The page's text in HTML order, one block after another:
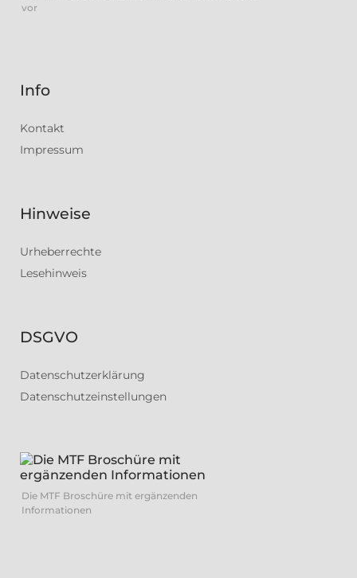
vor
Info
Kontakt
Impressum
Hinweise
Urheberrechte
Lesehinweis
DSGVO
Datenschutzerklärung
Datenschutzeinstellungen
Die MTF Broschüre mit ergänzenden
Informationen